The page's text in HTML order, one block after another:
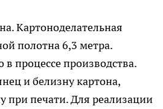
Картоноделательная
полотна 6,3 метра.
процессе производства.
и белизну картона,
при печати. Для реализации